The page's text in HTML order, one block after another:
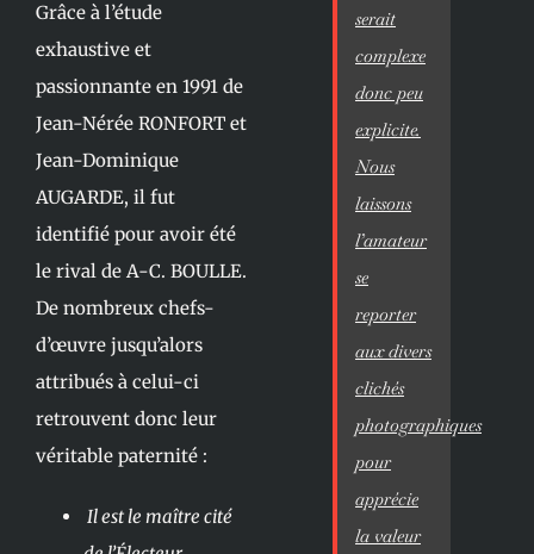
Grâce à l’étude
exhaustive et
passionnante en 1991 de
Jean-Nérée RONFORT et
Jean-Dominique
AUGARDE, il fut
identifié pour avoir été
le rival de A-C. BOULLE.
De nombreux chefs-
d’œuvre jusqu’alors
attribués à celui-ci
retrouvent donc leur
véritable paternité :
Il est le maître cité
serait
complexe
donc peu
explicite.
Nous
laissons
l’amateur
se
reporter
aux divers
clichés
photographiques
pour
apprécie
la valeur